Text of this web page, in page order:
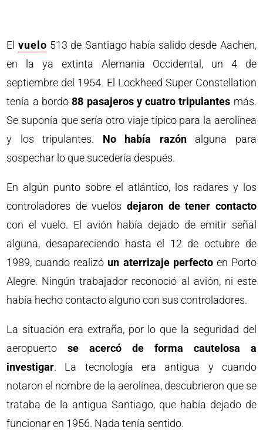
El vuelo 513 de Santiago había salido desde Aachen,
en la ya extinta Alemania Occidental, un 4 de
septiembre del 1954. El Lockheed Super Constellation
tenía a bordo88 pasajeros y cuatro tripulantes más.
Se suponía que sería otro viaje típico para la aerolínea
y los tripulantes. No había razónalguna para
sospechar lo que sucedería después.
En algún punto sobre el atlántico, los radares y los
controladores de vuelos dejaron de tener contacto
con el vuelo. El avión había dejado de emitir señal
alguna, desapareciendo hasta el 12 de octubre de
1989, cuando realizó un aterrizaje perfectoen Porto
Alegre. Ningún trabajador reconoció al avión, ni este
había hecho contacto alguno con sus controladores.
La situación era extraña, por lo que la seguridad del
aeropuertose acercó de forma cautelosa a
investigar. La tecnología era antigua y cuando
notaron el nombre de la aerolínea, descubrieron que se
trataba de la antigua Santiago, que había dejado de
funcionar en 1956. Nada tenía sentido.